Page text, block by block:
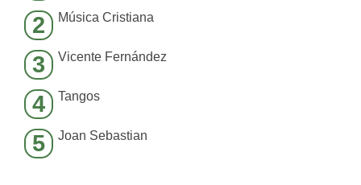
2 Música Cristiana
3 Vicente Fernández
4 Tangos
5 Joan Sebastian